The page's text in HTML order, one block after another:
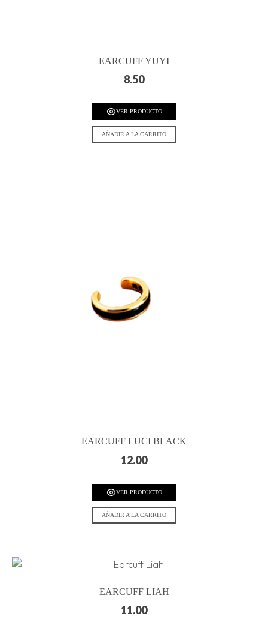
EARCUFF YUYI
8.50
VER PRODUCTO
AÑADIR A LA CARRITO
EARCUFF LUCI BLACK
12.00
VER PRODUCTO
AÑADIR A LA CARRITO
EARCUFF LIAH
11.00